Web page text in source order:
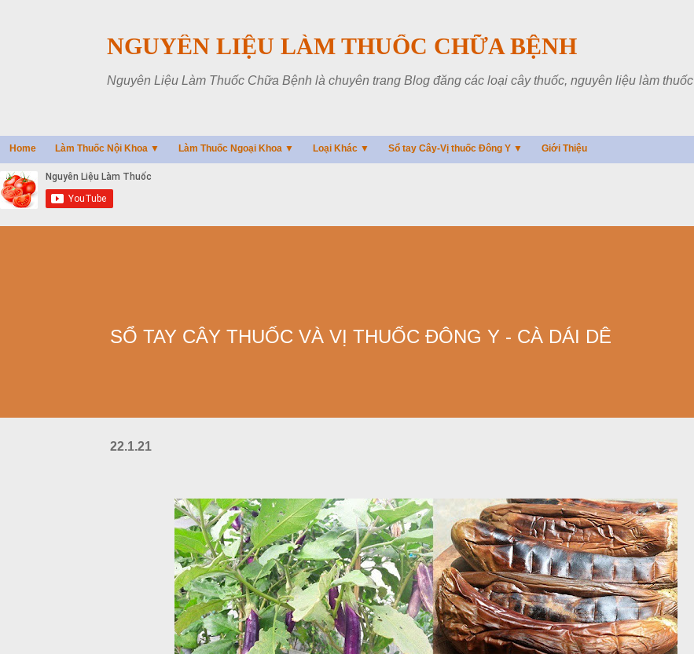
NGUYÊN LIỆU LÀM THUỐC CHỮA BỆNH
Nguyên Liệu Làm Thuốc Chữa Bệnh là chuyên trang Blog đăng các loại cây thuốc, nguyên liệu làm thuốc
Home Làm Thuốc Nội Khoa ▼ Làm Thuốc Ngoại Khoa ▼ Loại Khác ▼ Sổ tay Cây-Vị thuốc Đông Y ▼ Giới Thiệu
SỔ TAY CÂY THUỐC VÀ VỊ THUỐC ĐÔNG Y - CÀ DÁI DÊ
22.1.21